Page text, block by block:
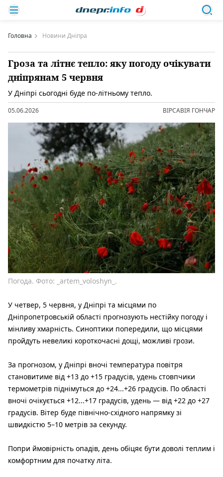
Головна Новини Дніпра
Гроза та літнє тепло: яку погоду очікувати
дніпрянам 5 червня
У Дніпрі сьогодні буде по-літньому тепло.
05.06.2026 ВІРСАВІЯ ГОНЧАР
Погода. Фото: _artem_voloshyn_.
У четвер, 5 червня, у Дніпрі та місцями по
Дніпропетровській області прогнозують нестійку погоду і
мінливу хмарність. Синоптики попередили, що місцями
пройдуть невеликі короткочасні дощі, можливі грози.
За прогнозом, у Дніпрі вночі температура повітря
становитиме від +13 до +15 градусів, удень стовпчики
термометрів піднімуться до +24...+26 градусів. По області
вночі очікується +12...+17 градусів, удень — від +22 до +27
градусів. Вітер буде північно-східного напрямку зі
швидкістю 5–10 метрів за секунду.
Попри ймовірність опадів, день обіцяє бути доволі теплим і
комфортним для початку літа.